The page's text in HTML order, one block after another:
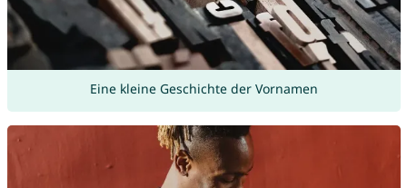
Eine kleine Geschichte der Vornamen